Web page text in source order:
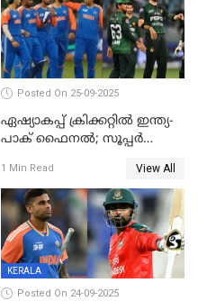
Posted On 25-09-2025
ഏഷ്യാകപ്പ് ക്രിക്കറ്റിൽ ഇന്ത്യ-
പാക് ഫൈനല്‍; സൂപ്പർ
തോൽപിച്ച് പാകിസ്ഥാൻ
1 Min Read View All
KERALA
Posted On 24-09-2025